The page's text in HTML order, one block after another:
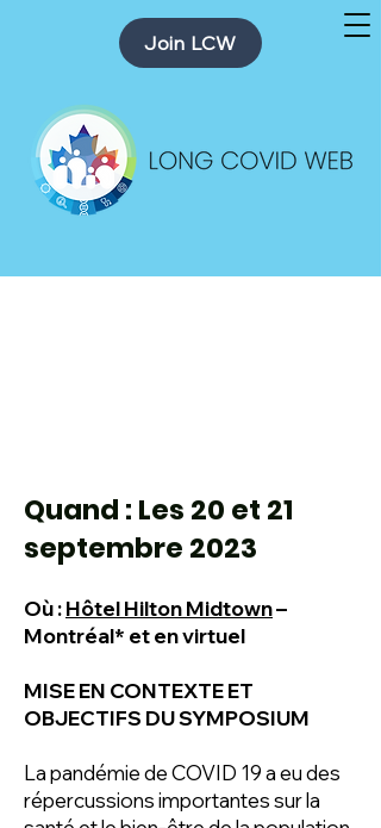
Join LCW
Quand : Les 20 et 21
septembre 2023
Où :Hôtel Hilton Midtown–
Montréal* et en virtuel
MISE EN CONTEXTE ET
OBJECTIFS DU SYMPOSIUM
La pandémie de COVID 19 a eu des
répercussions importantes sur la